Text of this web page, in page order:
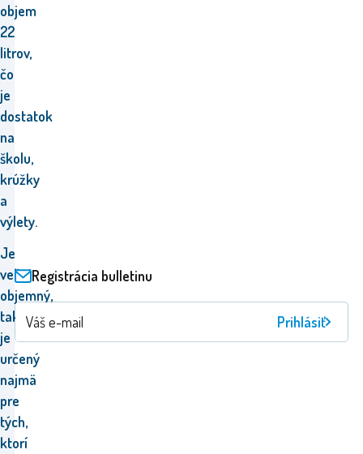
objem
22
litrov,
čo
je
dostatok
na
školu,
krúžky
a
výlety.
Je
veľmi
objemný,
takže
je
určený
najmä
pre
tých,
ktorí
Registrácia bulletinu
Prihlásiť